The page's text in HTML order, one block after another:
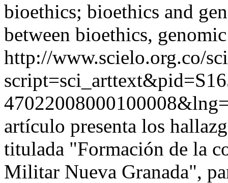
bioethics; bioethics and
between bioethics,
http://www.scielo.org.co/
artículo presenta los
titulada "Formación de la
Militar Nueva Granada",